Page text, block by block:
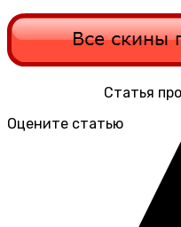
Статья про
Оцените статью